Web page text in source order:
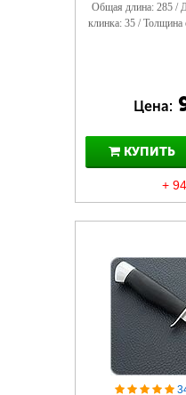
Общая длина: 285 /
клинка: 35 / Толщина
Цена:
КУПИТЬ
+